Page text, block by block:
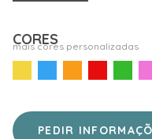
CORES
mais cores personalizadas
PEDIR